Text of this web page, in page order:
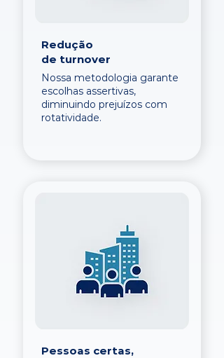
Redução
de turnover
Nossa metodologia garante
escolhas assertivas,
diminuindo prejuízos com
rotatividade.
Pessoas certas,